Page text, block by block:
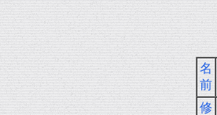
名
前
修